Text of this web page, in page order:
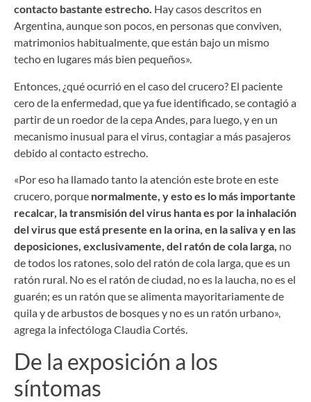
contacto bastante estrecho. Hay casos descritos en
Argentina, aunque son pocos, en personas que conviven,
matrimonios habitualmente, que están bajo un mismo
techo en lugares más bien pequeños».
Entonces, ¿qué ocurrió en el caso del crucero? El paciente
cero de la enfermedad, que ya fue identificado, se contagió a
partir de un roedor de la cepa Andes, para luego, y en un
mecanismo inusual para el virus, contagiar a más pasajeros
debido al contacto estrecho.
«Por eso ha llamado tanto la atención este brote en este
crucero, porque normalmente, y esto es lo más importante
recalcar, la transmisión del virus hanta es por la inhalación
del virus que está presente en la orina, en la saliva y en las
deposiciones, exclusivamente, del ratón de cola larga, no
de todos los ratones, solo del ratón de cola larga, que es un
ratón rural. No es el ratón de ciudad, no es la laucha, no es el
guarén; es un ratón que se alimenta mayoritariamente de
quila y de arbustos de bosques y no es un ratón urbano»,
agrega la infectóloga Claudia Cortés.
De la exposición a los
síntomas